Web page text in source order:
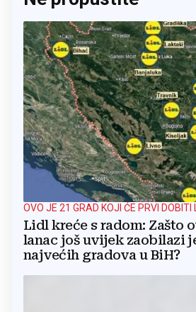
OVO JE 21 GRAD KOJI ĆE PRVI DOBITI
Lidl kreće s radom: Zašto
lanac još uvijek zaobilazi
najvećih gradova u BiH?